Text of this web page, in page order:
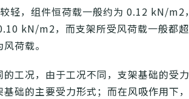
轻，组件恒荷载一般约为 0.12 kN/m2
kN/m2，而支架所受风荷载一般都
荷载。
工况，由于工况不同，支架基础的受
础的主要受力形式；而在风吸作用下